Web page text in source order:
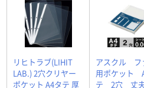
リヒトラブ(LIHIT
LAB.) 2穴クリヤー
ポケット A4タテ 厚
アスクル フ
用ポケット
テ 2穴 丈